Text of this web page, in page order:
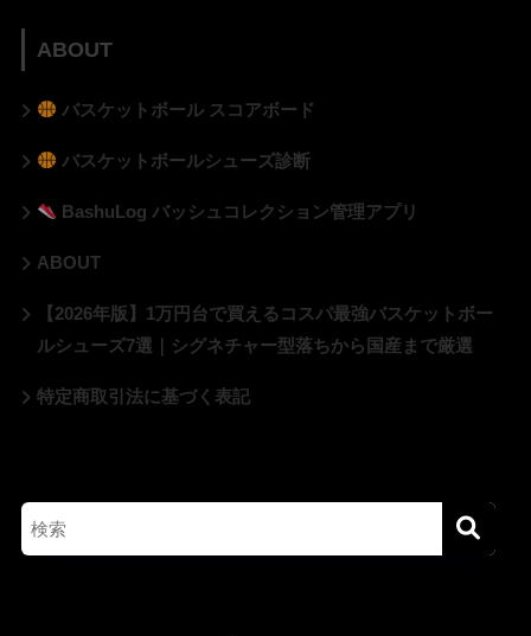
ABOUT
バスケットボール スコアボード
バスケットボールシューズ診断
BashuLog バッシュコレクション管理アプリ
ABOUT
【2026年版】1万円台で買えるコスパ最強バスケットボー
ルシューズ7選｜シグネチャー型落ちから国産まで厳選
特定商取引法に基づく表記